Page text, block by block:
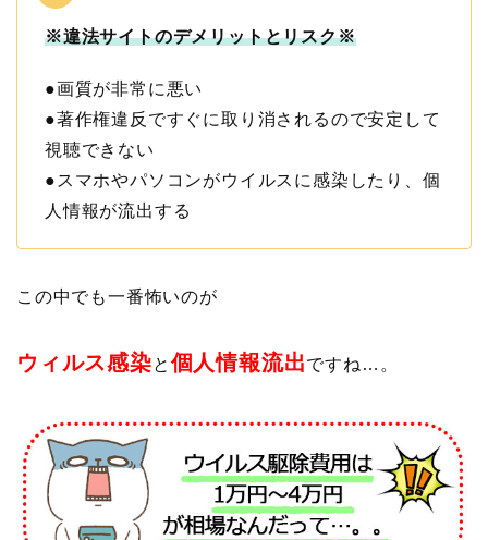
※違法サイトのデメリットとリスク※
●画質が非常に悪い
●著作権違反ですぐに取り消されるので安定して
視聴できない
●スマホやパソコンがウイルスに感染したり、個
人情報が流出する
この中でも一番怖いのが
ウィルス感染と 個人情報流出ですね…。